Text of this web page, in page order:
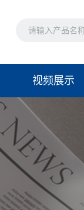
视频展示